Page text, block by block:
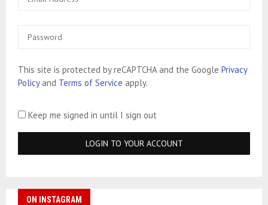
This site is protected by reCAPTCHA and the Google Privacy
Policyand Terms of Service apply.
Keep me signed in until I sign out
ON INSTAGRAM